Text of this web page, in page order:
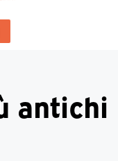
antichi